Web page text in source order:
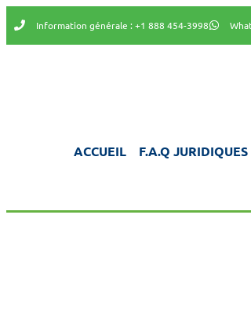
Information générale : +1 888 454-3998
ACCUEIL F.A.Q JURIDIQUES